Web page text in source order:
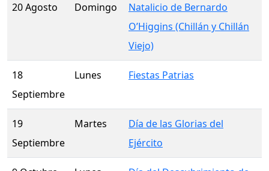
20 Agosto Domingo
Natalicio de Bernardo
O’Higgins (Chillán y Chillán
Viejo)
18
Septiembre
Lunes Fiestas Patrias
19
Septiembre
Martes
Día de las Glorias del
Ejército